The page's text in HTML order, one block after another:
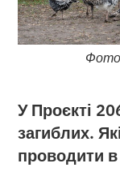
Фото
У Проєкті
загиблих.
проводити в